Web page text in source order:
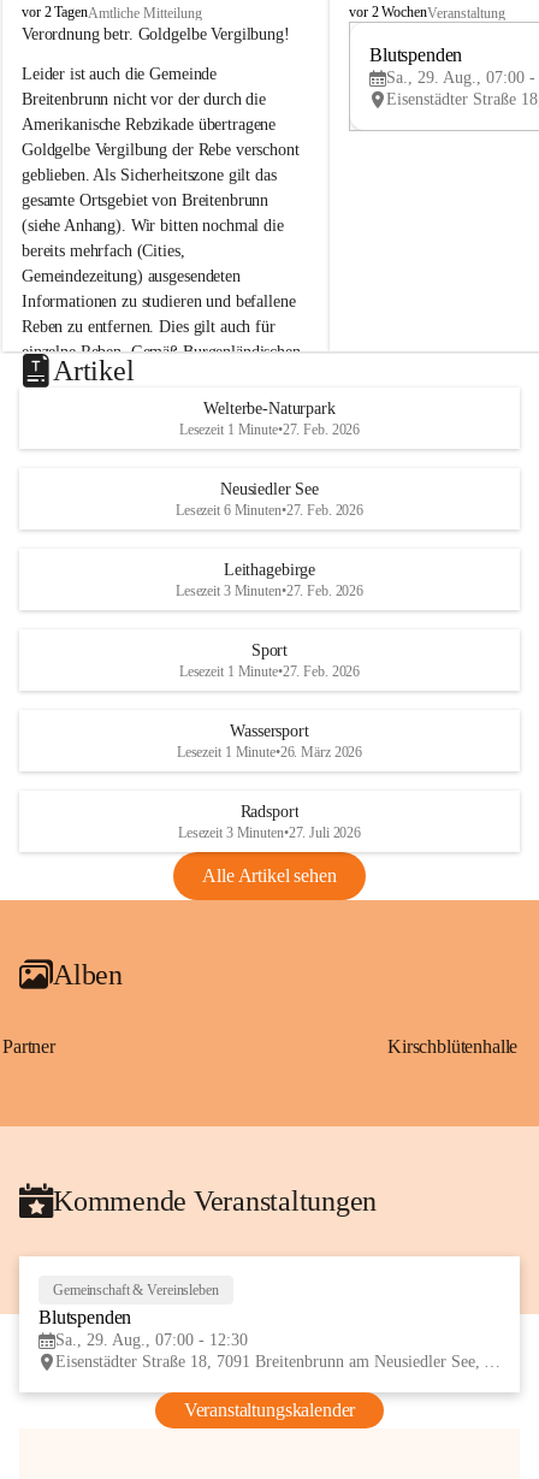
B
r
i
t
e
n
b
r
u
n
n
a
m
N
e
u
s
d
S
vor 2 TagenAmtliche Mitteilung
Verordnung betr. Goldgelbe Vergilbung!
Leider ist auch die Gemeinde
Breitenbrunn nicht vor der durch die
Amerikanische Rebzikade übertragene
Goldgelbe Vergilbung der Rebe verschont
geblieben. Als Sicherheitszone gilt das
gesamte Ortsgebiet von Breitenbrunn
(siehe Anhang). Wir bitten nochmal die
bereits mehrfach (Cities,
Gemeindezeitung) ausgesendeten
Informationen zu studieren und befallene
Reben zu entfernen. Dies gilt auch für
einzelne Reben. Gemäß Burgenländischen
Weinbaugesetz sind nicht gepflegte oder
unzulässige Weingärten zu roden! Bitte
helfen wir zusammen um unsere Winzer
vor den prognostizierten Ernteausfällen
und den daraus folgenden wirtschaftlichen
Maßnahmen zur Bekämpfung
Rebe und der Amerikanischen
Anhang VBl. EU Nr. 18
1 Seite•1,4 MB
VBl. EU Nr. 18_2026
B
e
u
e
d
r
S
vor 2 WochenVeranstaltung
Blutspenden
Sa., 29. Aug., 07:00 -
Artikel
Welterbe-Naturpark
Lesezeit 1 Minute•27. Feb. 2026
Neusiedler See
Lesezeit 6 Minuten•27. Feb. 2026
Leithagebirge
Lesezeit 3 Minuten•27. Feb. 2026
Sport
Lesezeit 1 Minute•27. Feb. 2026
Wassersport
Lesezeit 1 Minute•26. März 2026
Radsport
Lesezeit 3 Minuten•27. Juli 2026
Alle Artikel sehen
Alben
Partner Kirschblütenhalle
Kommende Veranstaltungen
Gemeinschaft & Vereinsleben
Blutspenden
Sa., 29. Aug., 07:00 - 12:30
Eisenstädter Straße 18, 7091 Breitenbrunn am Neusiedler See, AUT
Veranstaltungskalender